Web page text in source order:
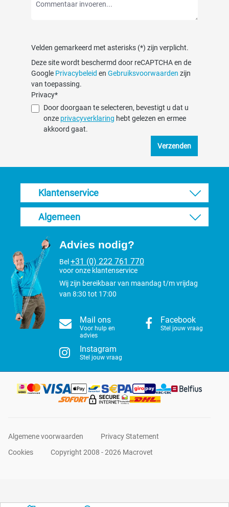
Velden gemarkeerd met asterisks (*) zijn verplicht.
Deze site wordt beschermd door reCAPTCHA en de
Google Privacybeleid en Gebruiksvoorwaarden zijn
van toepassing.
Privacy*
Door doorgaan te selecteren, bevestigt u dat u
onze privacyverklaring hebt gelezen en ermee
akkoord gaat.
Verzenden
Klantenservice
Algemeen
Advies nodig?
Bel +31 (0) 222 761 770
voor onze klantenservice
Wij zijn bereikbaar van maandag t/m vrijdag
van 8:30 tot 17:00
Mail ons
Voor hulp en
advies
Facebook
Stel jouw vraag
Instagram
Stel jouw vraag
Algemene voorwaarden
Privacy Statement
Cookies
Copyright 2008 - 2026 Macrovet